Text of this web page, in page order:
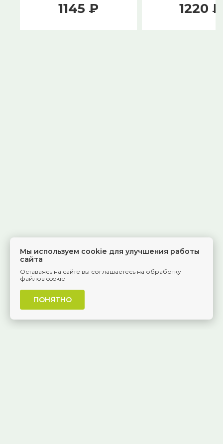
1145 ₽ 1220 ₽
Мы используем cookie для улучшения работы
сайта
Оставаясь на сайте вы соглашаетесь на обработку
файлов cookie
ПОНЯТНО